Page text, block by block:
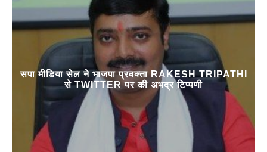
सपा मीडिया सेल ने भाजपा प्रवक्ता RAKESH TRIPATHI
से TWITTER पर की अभद्र टिप्पणी